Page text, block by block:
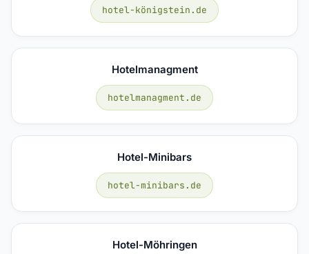
hotel-königstein.de
Hotelmanagment
hotelmanagment.de
Hotel-Minibars
hotel-minibars.de
Hotel-Möhringen